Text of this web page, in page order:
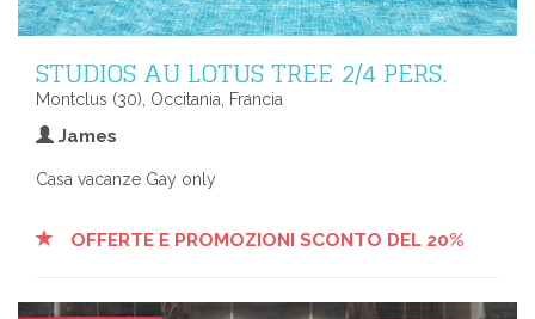
STUDIOS AU LOTUS TREE 2/4 PERS.
Montclus (30), Occitania, Francia
James
Casa vacanze Gay only
OFFERTE E PROMOZIONI SCONTO DEL 20%